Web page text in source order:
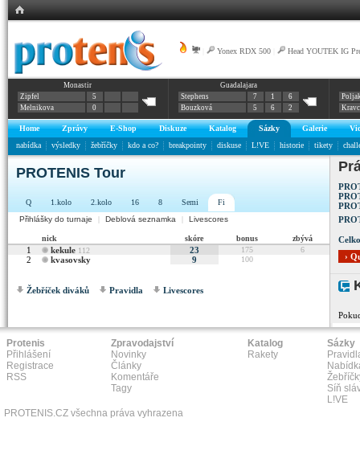
Yonex RDX 500 Head YOUTEK IG
Monastir
Zipfel
5
Melnikova
0
Guadalajara
Stephens
7 1
6
Bouzková
5 6 2
Home Zprávy E-Shop Diskuze Katalog Sázky Galerie
nabídka
výsledky žebříčky kdo a co? breakpointy diskuse L!VE historie tikety
PROTENIS Tour
Q 1.kolo 2.kolo 16 8 Semi
Fi
Přihlášky do turnaje
Deblová seznamka Livescores
nick skóre bonus zbývá
1 kekule 112 23 175 6
2 kvasovsky 9 100
Žebříček diváků Pravidla Livescores
›
Protenis
Přihlášení
Registrace
RSS
Zpravodajství
Novinky
Články
Komentáře
Tagy
Katalog
Rakety
Sázky
Síň
L!VE
PROTENIS.CZ všechna práva vyhrazena